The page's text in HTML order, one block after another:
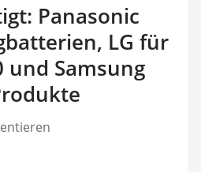
Panasonic
LG für
und Samsung